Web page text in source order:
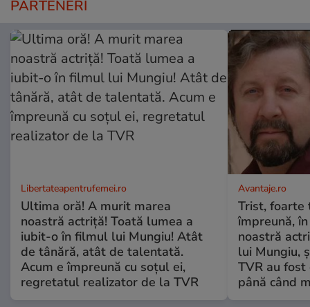
PARTENERI
Libertateapentrufemei.ro
Ultima oră! A murit marea
noastră actriță! Toată lumea a
iubit-o în filmul lui Mungiu! Atât
de tânără, atât de talentată.
Acum e împreună cu soțul ei,
regretatul realizator de la TVR
Avantaje.ro
Trist, foarte
împreună,
noastră
lui Mungiu,
TVR au
până când